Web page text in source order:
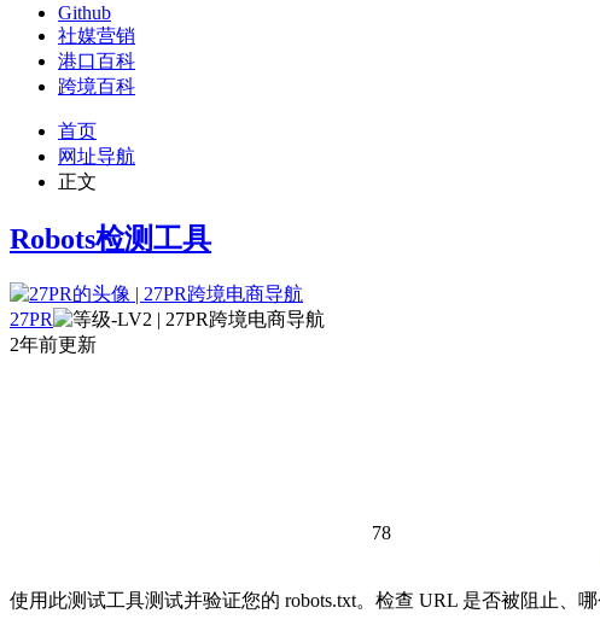
Github
社媒营销
港口百科
跨境百科
首页
网址导航
正文
Robots检测工具
27PR
2年前更新
78
使用此测试工具测试并验证您的 robots.txt。检查 URL 是否被阻止、